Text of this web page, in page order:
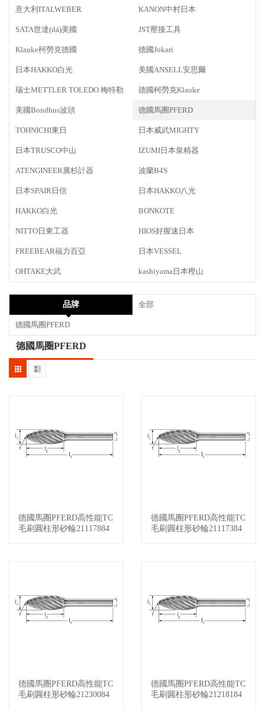
意大利ITALWEBER KANON中村日本
SATA世達(dá)美國 JST壓接工具
Klauke柯勞克德國 德國Jokari
日本HAKKO白光 美國ANSELL安思爾
瑞士METTLER TOLEDO 梅特勒 德國柯勞克Klauke
美國Bondhus波頭 德國馬圈PFERD
TOHNICHI東日 日本威武MIGHTY
日本TRUSCO中山 IZUMI日本泉精器
ATENGINEER廣杉計器 波蘭B4S
日本SPAIR日信 日本HAKKO八光
HAKKO白光 BONKOTE
NITTO日東工器 HIOS好握速日本
FREEBEAR福力百亞 日本VESSEL
OHTAKE大武 kashiyama日本樫山
品牌 全部
德國馬圈PFERD
德國馬圈PFERD
查看詳情
德國馬圈PFERD高性能TC
毛刷圓柱形砂輪21117884
查看詳情
德國馬圈PFERD高性能TC
毛刷圓柱形砂輪21117384
查看詳情
德國馬圈PFERD高性能TC
毛刷圓柱形砂輪21230084
查看詳情
德國馬圈PFERD高性能TC
毛刷圓柱形砂輪21218184